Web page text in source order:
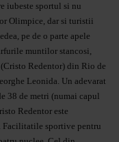
iubeste sportul si nu
Olimpice, dar si turistii
pe de o parte apele
muntilor stancosi,
Redentor) din Rio de
Leonida. Un adevarat
38 de metri (numai capul
Redentor este
Facilitatile sportive pentru